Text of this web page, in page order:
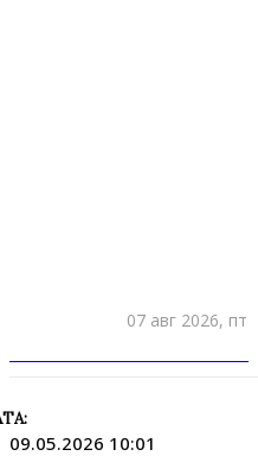
07 авг 2026, пт
09.05.2026 10:01